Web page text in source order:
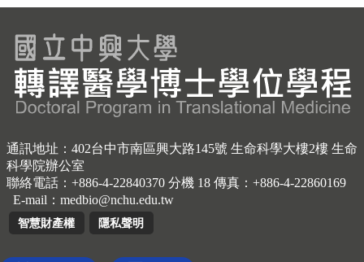
通訊地址：402台中市南區興大路145號 生命科學大樓2樓 生命
科學院辦公室
聯絡電話：+886-4-22840370 分機 18 傳真：+886-4-22860169
E-mail： medbio@nchu.edu.tw
智慧財產權 隱私聲明